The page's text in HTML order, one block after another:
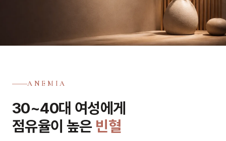
ANEMIA
30~40대 여성에게
점유율이 높은 빈혈